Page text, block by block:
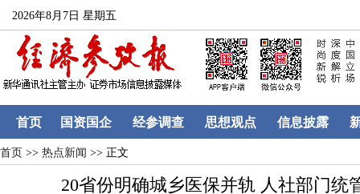
2026年8月7日 星期五
首页 国资国企 经参调查 思想观点 信息披露
首页 >> 热点新闻 >> 正文
20省份明确城乡医保并轨 人社部门统